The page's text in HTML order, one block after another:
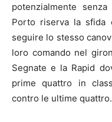
potenzialmente
Porto riserva la sfida
seguire lo stesso
loro comando nel
Segnate e la Rapid
prime quattro in
contro le ultime quattro.